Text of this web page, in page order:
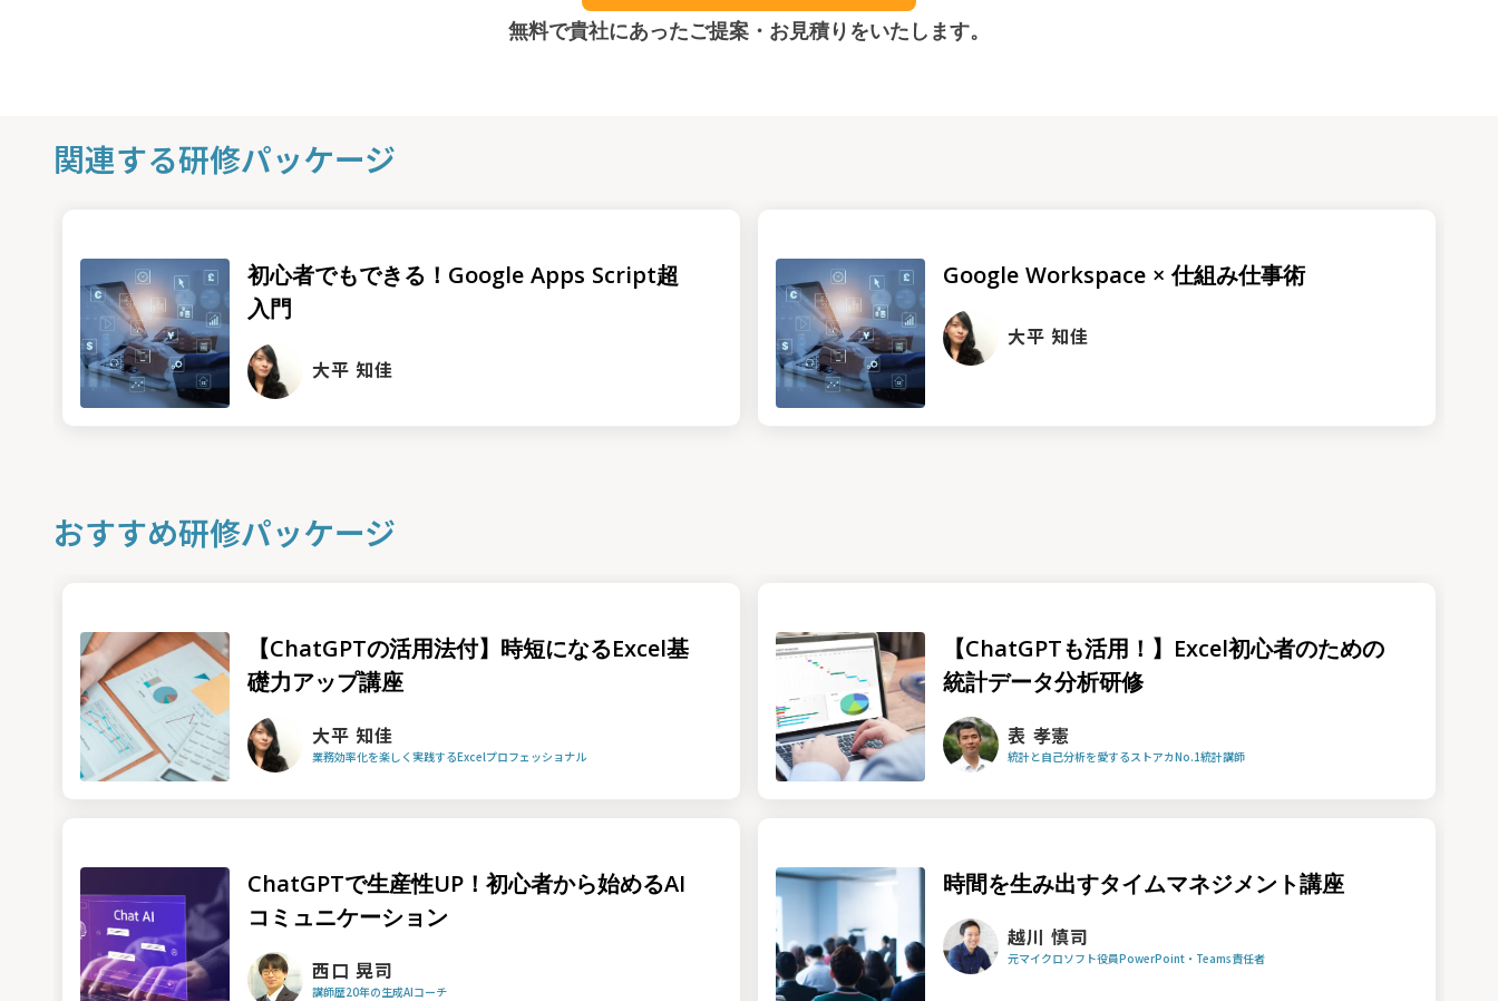
無料で貴社にあったご提案・お見積りをいたします。
関連する研修パッケージ
初心者でもできる！Google Apps Script超
入門
大平 知佳
Google Workspace × 仕組み仕事術
大平 知佳
おすすめ研修パッケージ
【ChatGPTの活用法付】時短になるExcel基
礎力アップ講座
大平 知佳
業務効率化を楽しく実践するExcelプロフェッショナル
【ChatGPTも活用！】Excel初心者のための
統計データ分析研修
表 孝憲
統計と自己分析を愛するストアカNo.1統計講師
ChatGPTで生産性UP！初心者から始めるAI
コミュニケーション
西口 晃司
講師歴20年の生成AIコーチ
時間を生み出すタイムマネジメント講座
越川 慎司
元マイクロソフト役員PowerPoint・Teams責任者